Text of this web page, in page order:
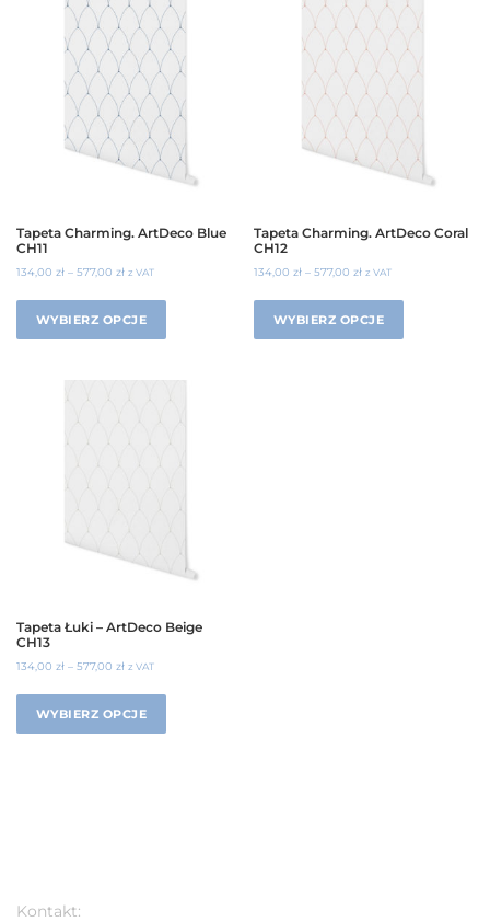
Tapeta Charming. ArtDeco Blue
CH11
134,00 zł – 577,00 zł z VAT
WYBIERZ OPCJE
Tapeta Charming. ArtDeco Coral
CH12
134,00zł –577,00zł z VAT
WYBIERZ OPCJE
Tapeta Łuki – ArtDeco Beige
CH13
134,00 zł – 577,00 zł z VAT
WYBIERZ OPCJE
Kontakt: